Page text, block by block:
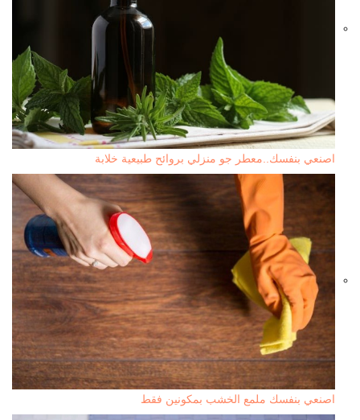
اصنعي بنفسك..معطر جو منزلي بروائح طبيعية خلابة
اصنعي بنفسك ملمع الخشب بمكونين فقط